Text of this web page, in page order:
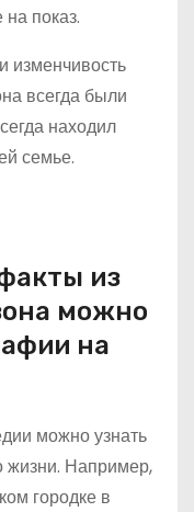
показ.
изменчивость
всегда были
находил
семье.
из
можно
на
можно узнать
жизни. Например,
городке в